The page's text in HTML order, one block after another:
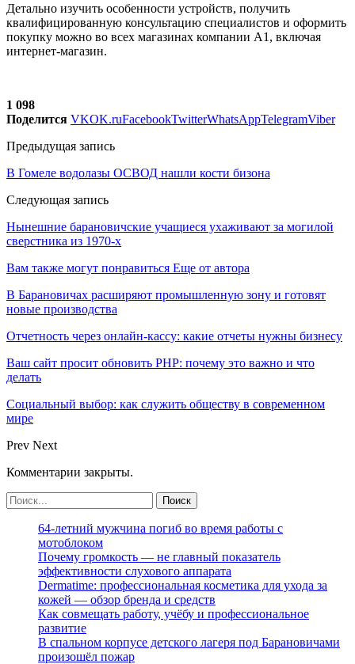
Детально изучить особенности устройств, получить
квалифицированную консультацию специалистов и оформить
покупку можно во всех магазинах компании А1, включая
интернет-магазин.
1 098
Поделится VKOK.ruFacebookTwitterWhatsAppTelegramViber
Предыдущая запись
В Гомеле водолазы ОСВОД нашли кости бизона
Следующая запись
Нынешние барановичские учащиеся ухаживают за могилой
сверстника из 1970-х
Вам также могут понравиться Еще от автора
В Барановичах расширяют промышленную зону и готовят
новые производства
Отчетность через онлайн-кассу: какие отчеты нужны бизнесу
Ваш сайт просит обновить PHP: почему это важно и что
делать
Социальный выбор: как служить обществу в современном
мире
Prev Next
Комментарии закрыты.
64-летний мужчина погиб во время работы с
мотоблоком
Почему громкость — не главный показатель
эффективности слухового аппарата
Dermatime: профессиональная косметика для ухода за
кожей — обзор бренда и средств
Как совмещать работу, учёбу и профессиональное
развитие
В спальном корпусе детского лагеря под Барановичами
произошёл пожар